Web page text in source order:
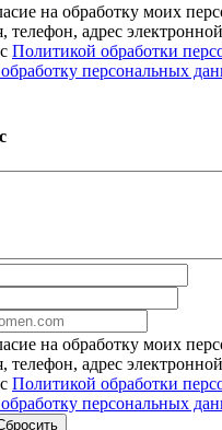
на обработку моих
телефон, адрес
Политикой обработки
персональных
на обработку моих
телефон, адрес
Политикой обработки
персональных